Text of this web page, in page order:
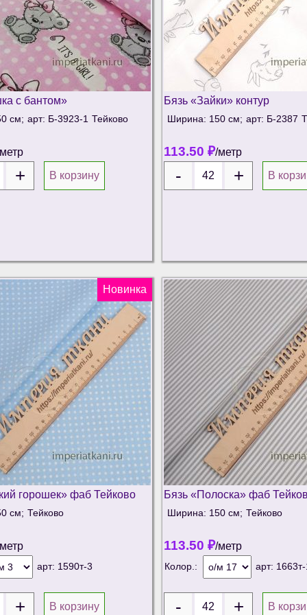
с бантом»
см; арт: Б-3923-1 Тейково
В корзину
Бязь «Зайки» контур
Ширина: 150 см; арт: Б-2387
113.50 ₽/метр
В
Новинка
горошек» фаб Тейково
см; Тейково
арт: 1590т-3
В корзину
Бязь «Полоска» фаб
Ширина: 150 см; Тейково
113.50 ₽/метр
Колор.: арт:
В